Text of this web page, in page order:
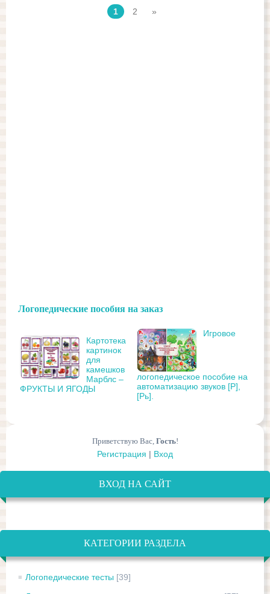
1 2 »
Логопедические пособия на заказ
Картотека
картинок
для
камешков
Марблс –
ФРУКТЫ И ЯГОДЫ
Игровое
логопедическое пособие на
автоматизацию звуков [Р],
[Рь].
Приветствую Вас, Гость!
Регистрация | Вход
ВХОД НА САЙТ
КАТЕГОРИИ РАЗДЕЛА
Логопедические тесты [39]